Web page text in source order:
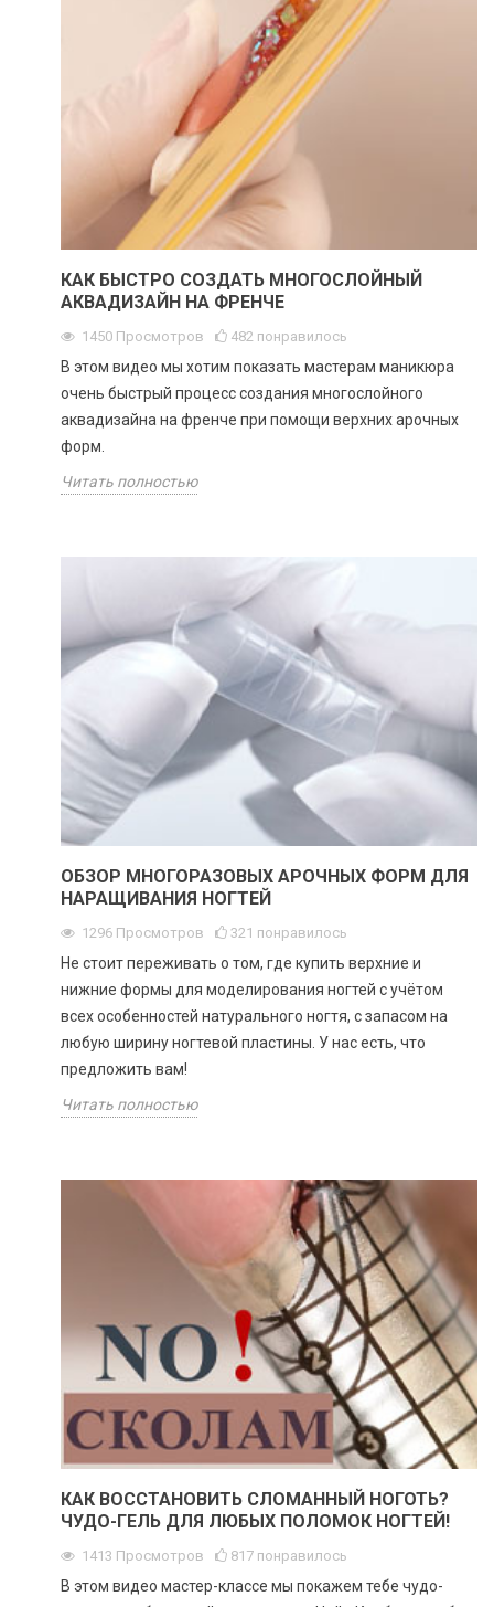
КАК БЫСТРО СОЗДАТЬ МНОГОСЛОЙНЫЙ
АКВАДИЗАЙН НА ФРЕНЧЕ
1450 Просмотров 482 понравилось
В этом видео мы хотим показать мастерам маникюра
очень быстрый процесс создания многослойного
аквадизайна на френче при помощи верхних арочных
форм.
Читать полностью
ОБЗОР МНОГОРАЗОВЫХ АРОЧНЫХ ФОРМ ДЛЯ
НАРАЩИВАНИЯ НОГТЕЙ
1296 Просмотров 321 понравилось
Не стоит переживать о том, где купить верхние и
нижние формы для моделирования ногтей с учётом
всех особенностей натурального ногтя, с запасом на
любую ширину ногтевой пластины. У нас есть, что
предложить вам!
Читать полностью
КАК ВОССТАНОВИТЬ СЛОМАННЫЙ НОГОТЬ?
ЧУДО-ГЕЛЬ ДЛЯ ЛЮБЫХ ПОЛОМОК НОГТЕЙ!
1413 Просмотров 817 понравилось
В этом видео мастер-классе мы покажем тебе чудо-